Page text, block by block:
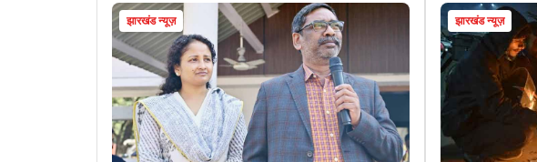
झारखंड न्यूज़ झारखंड न्यूज़